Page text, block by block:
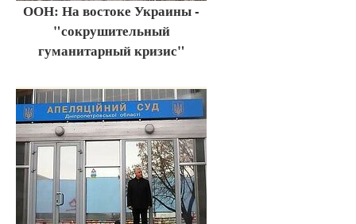
ООН: На востоке Украины -
"сокрушительный
гуманитарный кризис"